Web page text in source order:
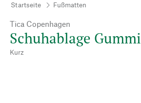
Startseite Fußmatten
Tica Copenhagen
Schuhablage Gummi
Kurz